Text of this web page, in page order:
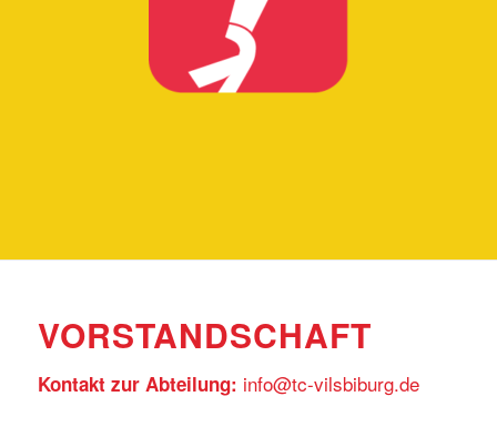
VORSTANDSCHAFT
Kontakt zur Abteilung: info@tc-vilsbiburg.de